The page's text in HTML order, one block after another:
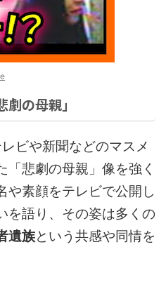
の母親」
ビや新聞などのマスメ
「悲劇の母親」像を強く
や素顔をテレビで公開し
を語り、その姿は多くの
遺族という共感や同情を